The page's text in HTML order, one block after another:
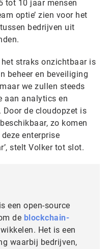
tot 10 jaar mensen
optie’ zien voor het
bedrijven uit
straks onzichtbaar is
beheer en beveiliging
we zullen steeds
aan analytics en
de cloudopzet is
zo komen
enterprise
stelt Volker tot slot.
een open-source
de blockchain-
Het is een
waarbij bedrijven,